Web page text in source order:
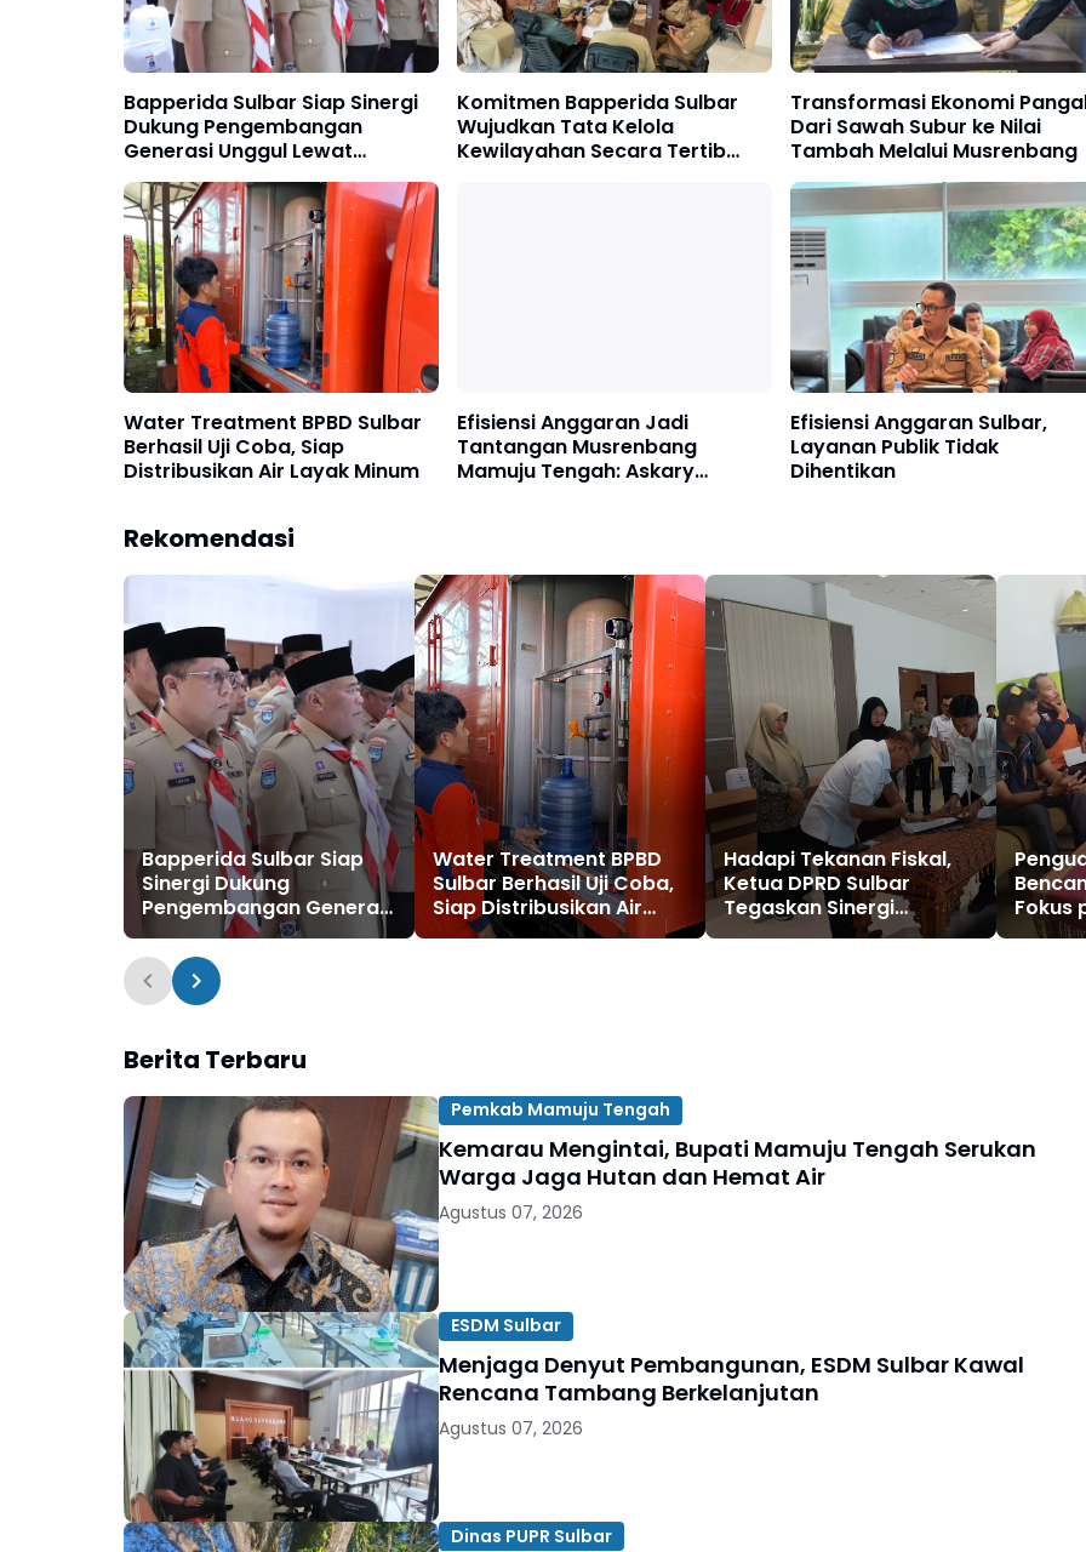
Bapperida Sulbar Siap Sinergi
Dukung Pengembangan
Generasi Unggul Lewat
Pramuka
Komitmen Bapperida Sulbar
Wujudkan Tata Kelola
Kewilayahan Secara Tertib
Transformasi Ekonomi
Dari Sawah Subur ke Nilai
Tambah Melalui Musrenbang
Water Treatment BPBD Sulbar
Berhasil Uji Coba, Siap
Distribusikan Air Layak Minum
Efisiensi Anggaran Jadi
Tantangan Musrenbang
Mamuju Tengah: Askary
Efisiensi Anggaran Sulbar,
Layanan Publik Tidak
Dihentikan
Rekomendasi
Bapperida Sulbar Siap
Sinergi Dukung
Pengembangan Generasi
Unggul Lewat Pramuka
Water Treatment BPBD
Sulbar Berhasil Uji Coba,
Siap Distribusikan Air
Layak Minum
Hadapi Tekanan Fiskal,
Ketua DPRD Sulbar
Tegaskan Sinergi
Pemerintah Kunci
Fokus
dan
Berita Terbaru
Pemkab Mamuju Tengah
Kemarau Mengintai, Bupati Mamuju Tengah Serukan
Warga Jaga Hutan dan Hemat Air
Agustus 07, 2026
ESDM Sulbar
Menjaga Denyut Pembangunan, ESDM Sulbar Kawal
Rencana Tambang Berkelanjutan
Agustus 07, 2026
Dinas PUPR Sulbar